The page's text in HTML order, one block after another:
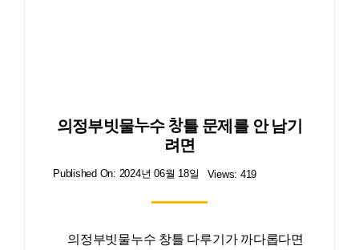
의정부빗물누수 창틀 문제를 안 남기
려면
Published On: 2024년 06월 18일 Views: 419
의정부빗물누수 창틀 다루기가 까다롭다면